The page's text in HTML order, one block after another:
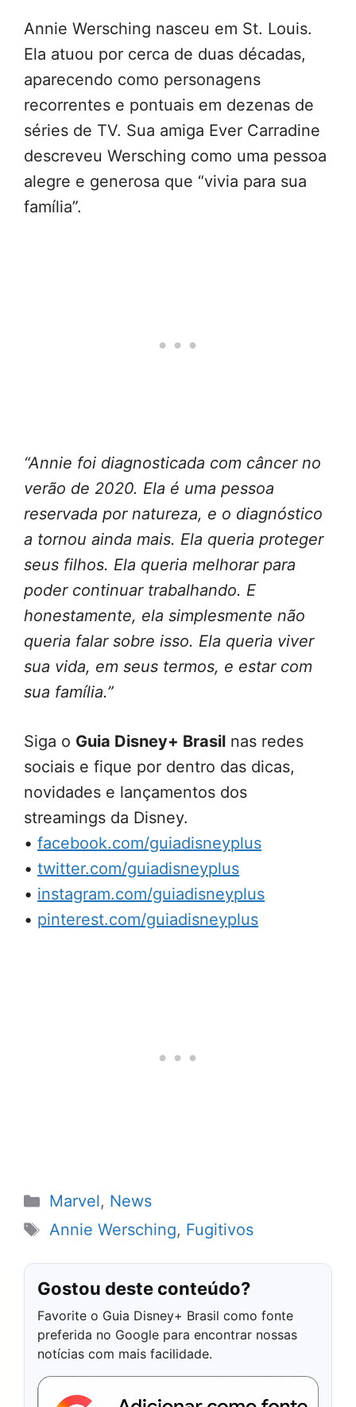
Annie Wersching nasceu em St. Louis.
Ela atuou por cerca de duas décadas,
aparecendo como personagens
recorrentes e pontuais em dezenas de
séries de TV. Sua amiga Ever Carradine
descreveu Wersching como uma pessoa
alegre e generosa que “vivia para sua
família”.
“Annie foi diagnosticada com câncer no
verão de 2020. Ela é uma pessoa
reservada por natureza, e o diagnóstico
a tornou ainda mais. Ela queria proteger
seus filhos. Ela queria melhorar para
poder continuar trabalhando. E
honestamente, ela simplesmente não
queria falar sobre isso. Ela queria viver
sua vida, em seus termos, e estar com
sua família.”
Siga o Guia Disney+ Brasil nas redes
sociais e fique por dentro das dicas,
novidades e lançamentos dos
streamings da Disney.
• facebook.com/guiadisneyplus
• twitter.com/guiadisneyplus
• instagram.com/guiadisneyplus
• pinterest.com/guiadisneyplus
Categorias
Marvel, News
Tags
Annie Wersching, Fugitivos
Gostou deste conteúdo?
Favorite o Guia Disney+ Brasil como fonte
preferida no Google para encontrar nossas
notícias com mais facilidade.